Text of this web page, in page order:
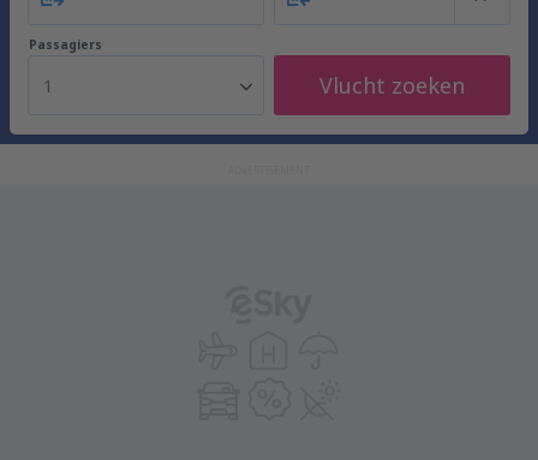
Passagiers
1 Vlucht zoeken